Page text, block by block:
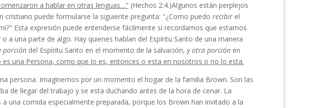
a hablar en otras lenguas…" (Hechos 2:4.)Algunos están perplejos
cristiano puede formularse la siguiente pregunta: "¿Como puedo recibir el
Esta expresión puede entenderse fácilmente si recordamos que estamos
a una parte de algo. Hay quienes hablan del Espíritu Santo de una manera
porción del Espíritu Santo en el momen­to de la salvación, y otra porción en
es una Persona, como que lo es, entonces o esta en nosotros o no lo esta.
persona. Imaginemos por un momento el hogar de la familia Brown. Son las
de llegar del trabajo y se esta duchando antes de la hora de cenar. La
una comida especial­mente preparada, porque los Brown han invitado a la